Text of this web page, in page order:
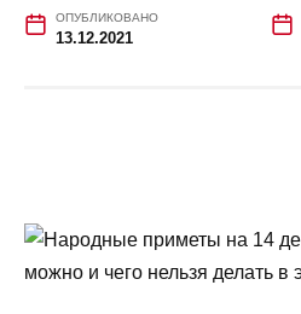
ОПУБЛИКОВАНО
13.12.2021